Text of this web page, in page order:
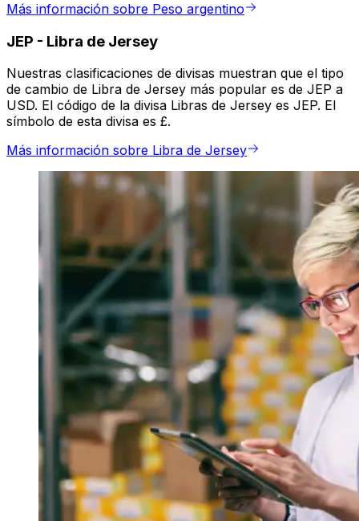
Más información sobre Peso argentino
JEP - Libra de Jersey
Nuestras clasificaciones de divisas muestran que el tipo
de cambio de Libra de Jersey más popular es de JEP a
USD. El código de la divisa Libras de Jersey es JEP. El
símbolo de esta divisa es £.
Más información sobre Libra de Jersey